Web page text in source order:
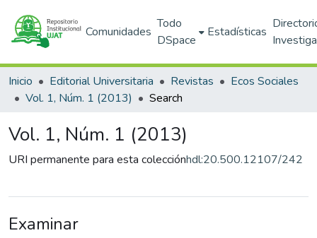
Comunidades
Todo
DSpace
Estadísticas
Inicio Editorial Universitaria Revistas
Ecos Sociales
Vol. 1, Núm. 1 (2013)
Search
Vol. 1, Núm. 1 (2013)
URI permanente para esta colecciónhdl:20.500.12107/242
Examinar